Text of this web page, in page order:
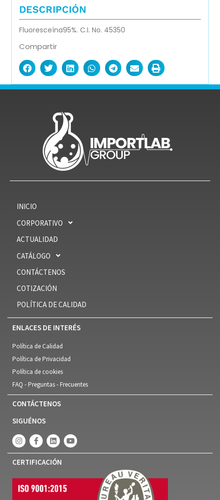
DESCRIPCIÓN
Fluoresceína95%. C.I. No. 45350
Compartir
INICIO
CORPORATIVO
ACTUALIDAD
CATÁLOGO
CONTÁCTENOS
COTIZACIÓN
POLÍTICA DE CALIDAD
ENLACES DE INTERÉS
Política de Calidad
Política de Privacidad
Política de cookies
FAQ - Preguntas - Frecuentes
CONTÁCTENOS
SIGUÉNOS
CERTIFICACIÓN